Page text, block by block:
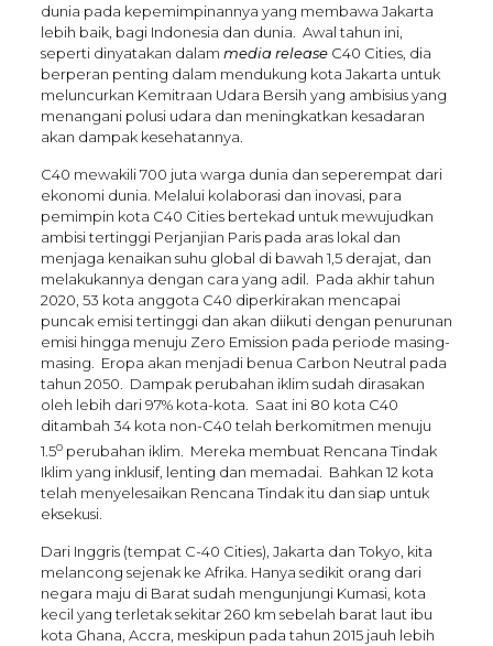
dunia pada kepemimpinannya yang membawa Jakarta
lebih baik, bagi Indonesia dan dunia. Awal tahun ini,
seperti dinyatakan dalam media releaseC40 Cities, dia
berperan penting dalam mendukung kota Jakarta untuk
meluncurkan Kemitraan Udara Bersih yang ambisius yang
menangani polusi udara dan meningkatkan kesadaran
akan dampak kesehatannya.
C40 mewakili 700 juta warga dunia dan seperempat dari
ekonomi dunia. Melalui kolaborasi dan inovasi, para
pemimpin kota C40 Cities bertekad untuk mewujudkan
ambisi tertinggi Perjanjian Paris pada aras lokal dan
menjaga kenaikan suhu global di bawah 1,5 derajat, dan
melakukannya dengan cara yang adil. Pada akhir tahun
2020, 53 kota anggota C40 diperkirakan mencapai
puncak emisi tertinggi dan akan diikuti dengan penurunan
emisi hingga menuju Zero Emission pada periode masing-
masing. Eropa akan menjadi benua Carbon Neutral pada
tahun 2050. Dampak perubahan iklim sudah dirasakan
oleh lebih dari 97% kota-kota. Saat ini 80 kota C40
ditambah 34 kota non-C40 telah berkomitmen menuju
1.5o perubahan iklim. Mereka membuat Rencana Tindak
Iklim yang inklusif, lenting dan memadai. Bahkan 12 kota
telah menyelesaikan Rencana Tindak itu dan siap untuk
eksekusi.
Dari Inggris (tempat C-40 Cities), Jakarta dan Tokyo, kita
melancong sejenak ke Afrika. Hanya sedikit orang dari
negara maju di Barat sudah mengunjungi Kumasi, kota
kecil yang terletak sekitar 260 km sebelah barat laut ibu
kota Ghana, Accra, meskipun pada tahun 2015 jauh lebih